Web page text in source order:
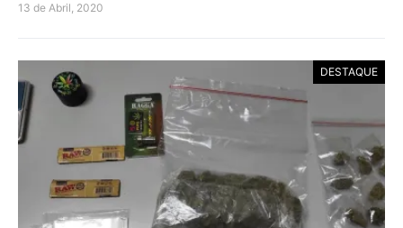
13 de Abril, 2020
DESTAQUE